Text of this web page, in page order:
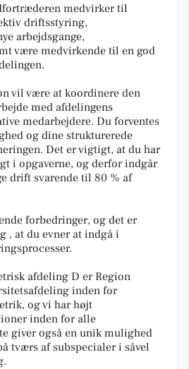
medvirker til
driftsstyring,
arbejdsgange,
være medvirkende til en god
vil være at koordinere den
med afdelingens
medarbejdere. Du forventes
og dine strukturerede
Det er vigtigt, at du har
i opgaverne, og derfor indgår
drift svarende til 80 % af
forbedringer, og det er
, at du evner at indgå i
afdeling D er Region
inden for
og vi har højt
inden for alle
giver også en unik mulighed
tværs af subspecialer i såvel